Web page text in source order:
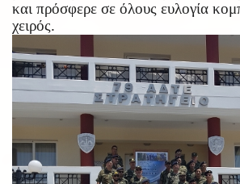
και πρόσφερε σε όλους ευλογία
χειρός.